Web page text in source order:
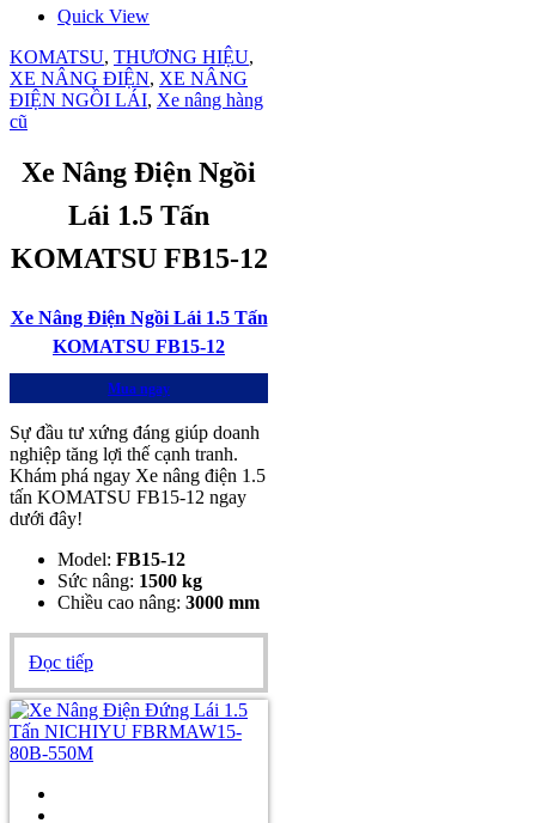
Quick View
KOMATSU, THƯƠNG HIỆU,
XE NÂNG ĐIỆN, XE NÂNG
ĐIỆN NGỒI LÁI, Xe nâng hàng
cũ
Xe Nâng Điện Ngồi
Lái 1.5 Tấn
KOMATSU FB15-12
Xe Nâng Điện Ngồi Lái 1.5 Tấn
KOMATSU FB15-12
Mua ngay
Sự đầu tư xứng đáng giúp doanh
nghiệp tăng lợi thế cạnh tranh.
Khám phá ngay Xe nâng điện 1.5
tấn KOMATSU FB15-12 ngay
dưới đây!
Model: FB15-12
Sức nâng: 1500 kg
Chiều cao nâng: 3000 mm
Đọc tiếp